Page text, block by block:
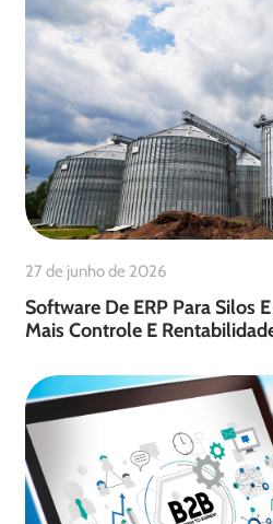
27 de junho de 2026
Software De ERP Para Silos
Mais Controle E